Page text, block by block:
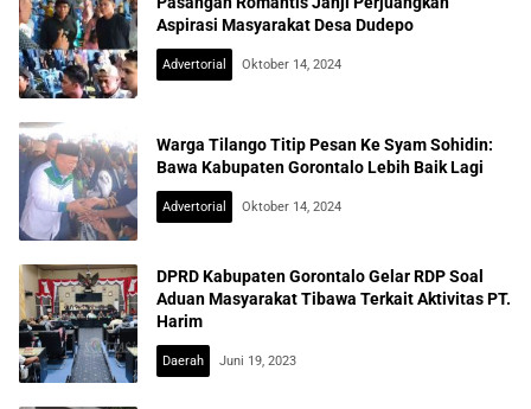
Aspirasi Masyarakat Desa Dudepo
Advertorial Oktober 14, 2024
Warga Tilango Titip Pesan Ke Syam Sohidin:
Bawa Kabupaten Gorontalo Lebih Baik Lagi
Advertorial Oktober 14, 2024
DPRD Kabupaten Gorontalo Gelar RDP Soal
Aduan Masyarakat Tibawa Terkait Aktivitas PT.
Harim
Daerah Juni 19, 2023